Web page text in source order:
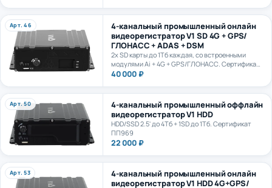
Арт. 46
4-канальный промышленный онлайн
видеорегистратор V1 SD 4G + GPS/
ГЛОНАСС + ADAS + DSM
2х SD карты до 1Тб каждая, со встроенными
модулями Ai + 4G + GPS/ГЛОНАСС. Сертификат
ПП969.
40 000 ₽
Арт. 50
4-канальный промышленный оффлайн
видеорегистратор V1 HDD
HDD/SSD 2.5' до 4Тб + 1SD до 1Тб. Сертификат
ПП969
22 000 ₽
Арт. 53
4-канальный промышленный онлайн
видеорегистратор V1 HDD 4G+GPS/
ГЛОНАСС